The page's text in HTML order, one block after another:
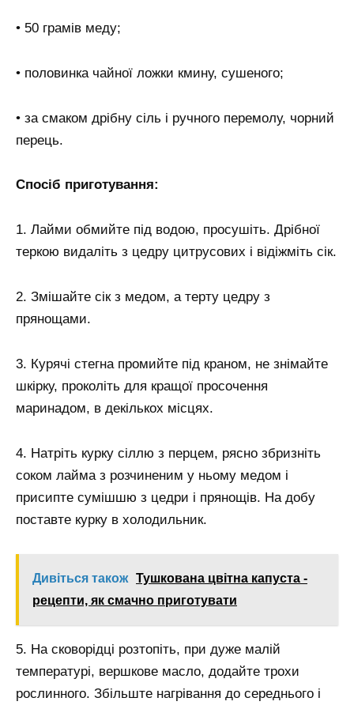
• 50 грамів меду;
• половинка чайної ложки кмину, сушеного;
• за смаком дрібну сіль і ручного перемолу, чорний
перець.
Спосіб приготування:
1. Лайми обмийте під водою, просушіть. Дрібної
теркою видаліть з цедру цитрусових і відіжміть сік.
2. Змішайте сік з медом, а терту цедру з
прянощами.
3. Курячі стегна промийте під краном, не знімайте
шкірку, проколіть для кращої просочення
маринадом, в декількох місцях.
4. Натріть курку сіллю з перцем, рясно збризніть
соком лайма з розчиненим у ньому медом і
присипте сумішшю з цедри і прянощів. На добу
поставте курку в холодильник.
Дивіться також Тушкована цвітна капуста -
рецепти, як смачно приготувати
5. На сковорідці розтопіть, при дуже малій
температурі, вершкове масло, додайте трохи
рослинного. Збільште нагрівання до середнього і